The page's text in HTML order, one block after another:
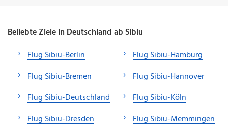
Beliebte Ziele in Deutschland ab Sibiu
Flug Sibiu-Berlin
Flug Sibiu-Bremen
Flug Sibiu-Deutschland
Flug Sibiu-Dresden
Flug Sibiu-Hamburg
Flug Sibiu-Hannover
Flug Sibiu-Köln
Flug Sibiu-Memmingen